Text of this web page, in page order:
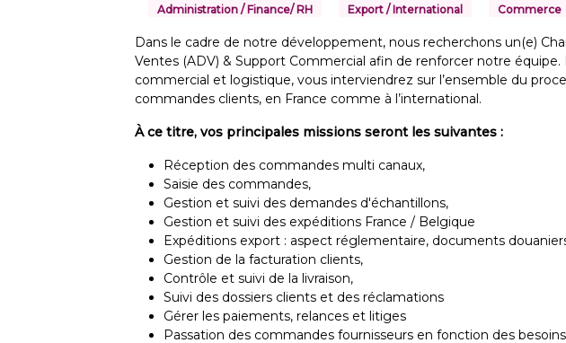
Administration / Finance/ RH Export / International Commerce
Dans le cadre de notre développement, nous recherchons un(e)
Ventes (ADV) & Support Commercial afin de renforcer notre équipe.
commercial et logistique, vous interviendrez sur l’ensemble du
commandes clients, en France comme à l’international.
À ce titre, vos principales missions seront les suivantes :
Réception des commandes multi canaux,
Saisie des commandes,
Gestion et suivi des demandes d'échantillons,
Gestion et suivi des expéditions France / Belgique
Expéditions export : aspect réglementaire, documents
Gestion de la facturation clients,
Contrôle et suivi de la livraison,
Suivi des dossiers clients et des réclamations
Gérer les paiements, relances et litiges
Passation des commandes fournisseurs en fonction des